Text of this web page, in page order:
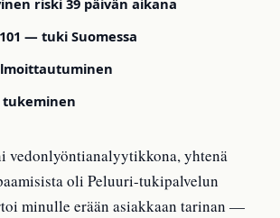
riski 39 päivän aikana
— tuki Suomessa
tukeminen
vedonlyöntianalyytikkona, yhtenä
oli Peluuri-tukipalvelun
minulle erään asiakkaan tarinan —